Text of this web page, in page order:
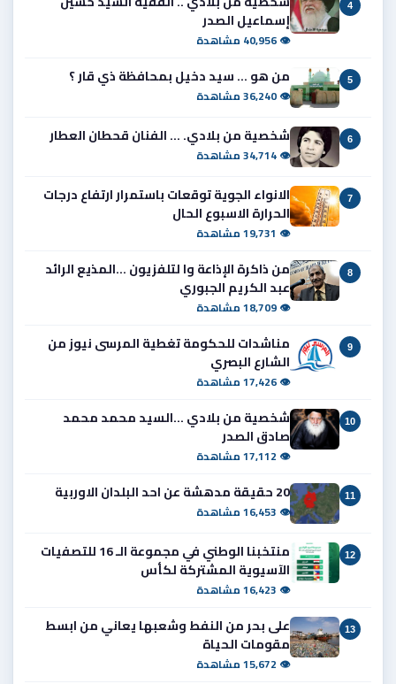
4
إسماعيل الصدر
👁 40,956 مشاهدة
5 من هو ... سيد دخيل بمحافظة ذي قار ؟
👁 36,240 مشاهدة
6 شخصية من بلادي. ... الفنان قحطان العطار
👁 34,714 مشاهدة
7
الانواء الجوية توقعات باستمرار ارتفاع درجات
الحرارة الاسبوع الحال
👁 19,731 مشاهدة
8
من ذاكرة الإذاعة وا لتلفزيون ...المذيع الرائد
عبد الكريم الجبوري
👁 18,709 مشاهدة
9
مناشدات للحكومة تغطية المرسى نيوز من
الشارع البصري
👁 17,426 مشاهدة
10
شخصية من بلادي ...السيد محمد محمد
صادق الصدر
👁 17,112 مشاهدة
11 20 حقيقة مدهشة عن احد البلدان الاوربية
👁 16,453 مشاهدة
12
منتخبنا الوطني في مجموعة الـ 16 للتصفيات
الآسيوية المشتركة لكأس
👁 16,423 مشاهدة
13
على بحر من النفط وشعبها يعاني من ابسط
مقومات الحياة
👁 15,672 مشاهدة